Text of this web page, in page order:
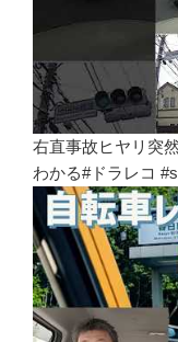
右直事故ヒヤリ突
わかる#ドラレコ